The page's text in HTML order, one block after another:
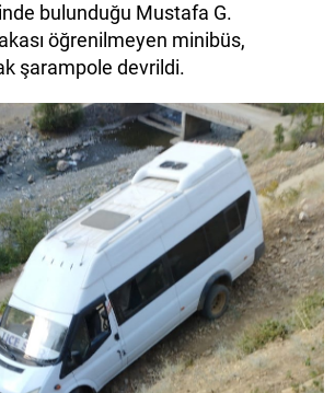
bulunduğu Mustafa G.
öğrenilmeyen minibüs,
şarampole devrildi.